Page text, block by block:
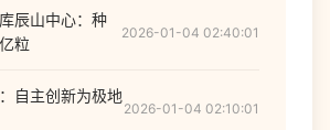
辰山中心：种
粒
2026-01-04 02:40:01
自主创新为极地
2026-01-04 02:10:01